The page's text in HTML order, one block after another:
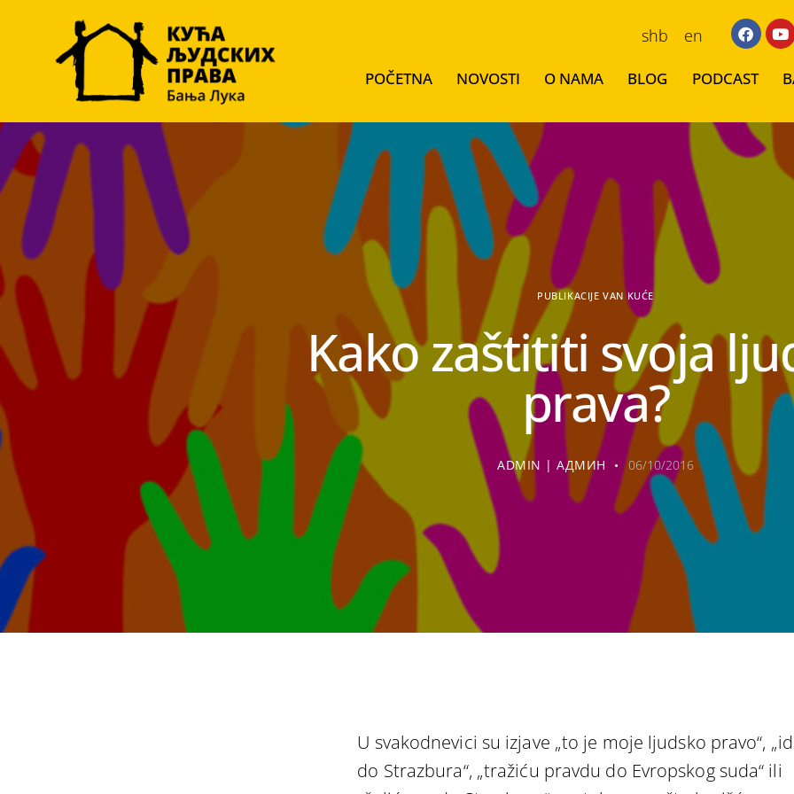
shb en
POČETNA NOVOSTI O NAMA BLOG PODCAST
PUBLIKACIJE VAN KUĆE
Kako zaštititi svoja
prava?
ADMIN | АДМИН 06/10/2016
U svakodnevici su izjave „to je moje ljudsko pravo“,
do Strazbura“, „tražiću pravdu do Evropskog suda“ ili